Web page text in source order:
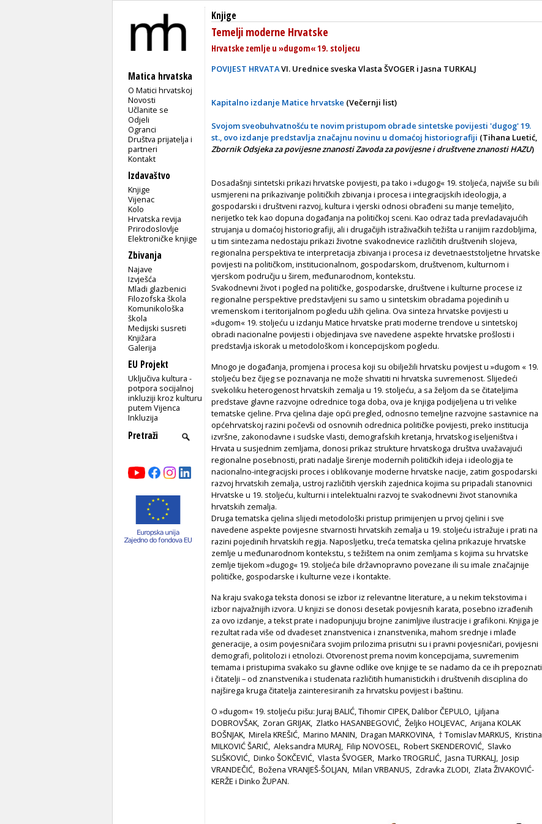
Matica hrvatska
O Matici hrvatskoj
Novosti
Učlanite se
Odjeli
Ogranci
Društva prijatelja i
partneri
Kontakt
Izdavaštvo
Knjige
Vijenac
Kolo
Hrvatska revija
Prirodoslovlje
Elektroničke knjige
Zbivanja
Najave
Izvješća
Mladi glazbenici
Filozofska škola
Komunikološka
škola
Medijski susreti
Knjižara
Galerija
EU Projekt
Uključiva kultura -
potpora socijalnoj
inkluziji kroz kulturu
putem Vijenca
Inkluzija
Knjige
Temelji moderne Hrvatske
Hrvatske zemlje u »dugom« 19. stoljecu
POVIJEST HRVATAVI. Urednice sveska Vlasta ŠVOGER i Jasna TURKALJ
Kapitalno izdanje Matice hrvatske (Večernji list)
Svojom sveobuhvatnošću te novim pristupom obrade sintetske povijesti 'dugog' 19.
st., ovo izdanje predstavlja značajnu novinu u domaćoj historiografiji (Tihana Luetić,
Zbornik Odsjeka za povijesne znanosti Zavoda za povijesne i društvene znanosti HAZU)
Dosadašnji sintetski prikazi hrvatske povijesti, pa tako i »dugog« 19. stoljeća, najviše su bili
usmjereni na prikazivanje političkih zbivanja i procesa i integracijskih ideologija, a
gospodarski i društveni razvoj, kultura i vjerski odnosi obrađeni su manje temeljito,
nerijetko tek kao dopuna događanja na političkoj sceni. Kao odraz tada prevladavajućih
strujanja u domaćoj historiografiji, ali i drugačijih istraživačkih težišta u ranijim razdobljima,
u tim sintezama nedostaju prikazi životne svakodnevice različitih društvenih slojeva,
regionalna perspektiva te interpretacija zbivanja i procesa iz devetnaeststoljetne hrvatske
povijesti na političkom, institucionalnom, gospodarskom, društvenom, kulturnom i
vjerskom području u širem, međunarodnom, kontekstu.
Svakodnevni život i pogled na političke, gospodarske, društvene i kulturne procese iz
regionalne perspektive predstavljeni su samo u sintetskim obradama pojedinih u
vremenskom i teritorijalnom pogledu užih cjelina. Ova sinteza hrvatske povijesti u
»dugom« 19. stoljeću u izdanju Matice hrvatske prati moderne trendove u sintetskoj
obradi nacionalne povijesti i objedinjava sve navedene aspekte hrvatske prošlosti i
predstavlja iskorak u metodološkom i koncepcijskom pogledu.
Mnogo je događanja, promjena i procesa koji su obilježili hrvatsku povijest u »dugom « 19.
stoljeću bez čijeg se poznavanja ne može shvatiti ni hrvatska suvremenost. Slijedeći
svekoliku heterogenost hrvatskih zemalja u 19. stoljeću, a sa željom da se čitateljima
predstave glavne razvojne odrednice toga doba, ova je knjiga podijeljena u tri velike
tematske cjeline. Prva cjelina daje opći pregled, odnosno temeljne razvojne sastavnice na
općehrvatskoj razini počevši od osnovnih odrednica političke povijesti, preko institucija
izvršne, zakonodavne i sudske vlasti, demografskih kretanja, hrvatskog iseljeništva i
Hrvata u susjednim zemljama, donosi prikaz strukture hrvatskoga društva uvažavajući
regionalne posebnosti, prati nadalje širenje modernih političkih ideja i ideologija te
nacionalno-integracijski proces i oblikovanje moderne hrvatske nacije, zatim gospodarski
razvoj hrvatskih zemalja, ustroj različitih vjerskih zajednica kojima su pripadali stanovnici
Hrvatske u 19. stoljeću, kulturni i intelektualni razvoj te svakodnevni život stanovnika
hrvatskih zemalja.
Druga tematska cjelina slijedi metodološki pristup primijenjen u prvoj cjelini i sve
navedene aspekte povijesne stvarnosti hrvatskih zemalja u 19. stoljeću istražuje i prati na
razini pojedinih hrvatskih regija. Naposljetku, treća tematska cjelina prikazuje hrvatske
zemlje u međunarodnom kontekstu, s težištem na onim zemljama s kojima su hrvatske
zemlje tijekom »dugog« 19. stoljeća bile državnopravno povezane ili su imale značajnije
političke, gospodarske i kulturne veze i kontakte.
Na kraju svakoga teksta donosi se izbor iz relevantne literature, a u nekim tekstovima i
izbor najvažnijih izvora. U knjizi se donosi desetak povijesnih karata, posebno izrađenih
za ovo izdanje, a tekst prate i nadopunjuju brojne zanimljive ilustracije i grafikoni. Knjiga je
rezultat rada više od dvadeset znanstvenica i znanstvenika, mahom srednje i mlađe
generacije, a osim povjesničara svojim prilozima prisutni su i pravni povjesničari, povijesni
demografi, politolozi i etnolozi. Otvorenost prema novim koncepcijama, suvremenim
temama i pristupima svakako su glavne odlike ove knjige te se nadamo da ce ih prepoznati
i čitatelji – od znanstvenika i studenata različitih humanistickih i društvenih disciplina do
najširega kruga čitatelja zainteresiranih za hrvatsku povijest i baštinu.
O »dugom« 19. stoljeću pišu: Juraj BALIĆ, Tihomir CIPEK, Dalibor ČEPULO, Ljiljana
DOBROVŠAK, Zoran GRIJAK, Zlatko HASANBEGOVIĆ, Željko HOLJEVAC, Arijana KOLAK
BOŠNJAK, Mirela KREŠIĆ, Marino MANIN, Dragan MARKOVINA, † Tomislav MARKUS, Kristina
MILKOVIĆ ŠARIĆ, Aleksandra MURAJ, Filip NOVOSEL, Robert SKENDEROVIĆ, Slavko
SLIŠKOVIĆ, Dinko ŠOKČEVIĆ, Vlasta ŠVOGER, Marko TROGRLIĆ, Jasna TURKALJ, Josip
VRANDEČIĆ, Božena VRANJEŠ-ŠOLJAN, Milan VRBANUS, Zdravka ZLODI, Zlata ŽIVAKOVIĆ-
KERŽE i Dinko ŽUPAN.